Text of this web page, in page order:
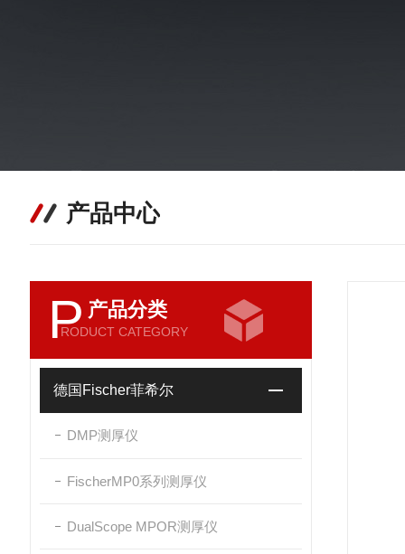
产品中心
P 产品分类
RODUCT CATEGORY
德国Fischer菲希尔
DMP测厚仪
FischerMP0系列测厚仪
DualScope MPOR测厚仪